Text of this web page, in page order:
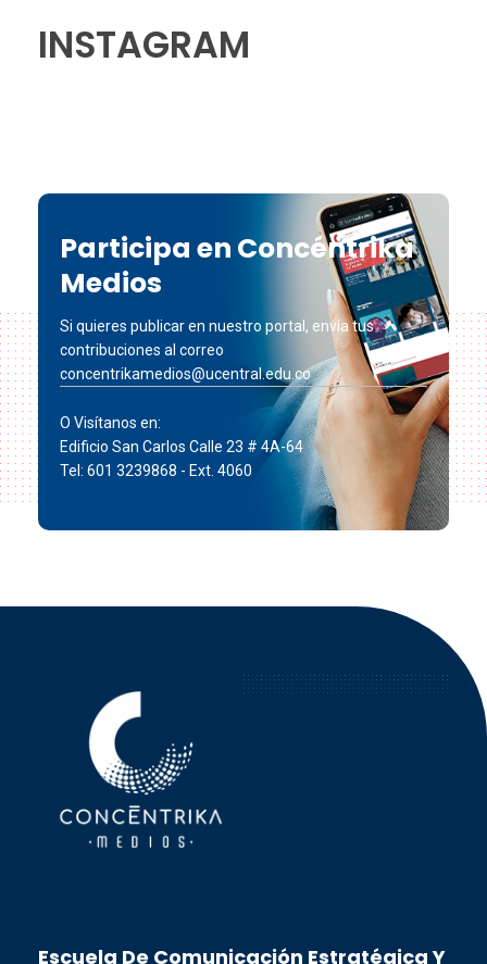
INSTAGRAM
Participa en Concéntrika
Medios
Si quieres publicar en nuestro portal, envía tus
contribuciones al correo
concentrikamedios@ucentral.edu.co
O Visítanos en:
Edificio San Carlos Calle 23 # 4A-64
Tel: 601 3239868 - Ext. 4060
Escuela De Comunicación Estratégica Y